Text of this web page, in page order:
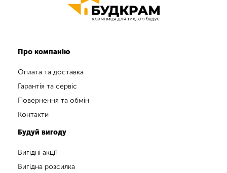
Про компанію
Оплата та доставка
Гарантія та сервіс
Повернення та обмін
Контакти
Будуй вигоду
Вигідні акції
Вигідна розсилка